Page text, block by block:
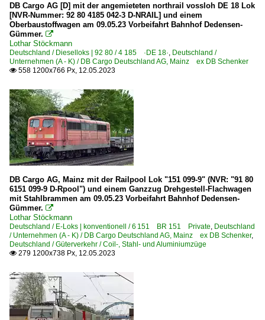
DB Cargo AG [D] mit der angemieteten northrail vossloh DE 18 Lok
[NVR-Nummer: 92 80 4185 042-3 D-NRAIL] und einem
Oberbaustoffwagen am 09.05.23 Vorbeifahrt Bahnhof Dedensen-
Gümmer. 
Lothar Stöckmann
Deutschland / Dieselloks | 92 80 / 4 185 ·DE 18· Deutschland /
Unternehmen (A - K) / DB Cargo Deutschland AG, Mainz ex DB Schenker
 558 1200x766 Px, 12.05.2023
DB Cargo AG, Mainz mit der Railpool Lok "151 099-9" (NVR: "91 80
6151 099-9 D-Rpool") und einem Ganzzug Drehgestell-Flachwagen
mit Stahlbrammen am 09.05.23 Vorbeifahrt Bahnhof Dedensen-
Gümmer. 
Lothar Stöckmann
Deutschland / E-Loks | konventionell / 6 151 BR 151 Private Deutschland
/ Unternehmen (A - K) / DB Cargo Deutschland AG, Mainz ex DB Schenker,
Deutschland / Güterverkehr / Coil-, Stahl- und Aluminiumzüge
 279 1200x738 Px, 12.05.2023